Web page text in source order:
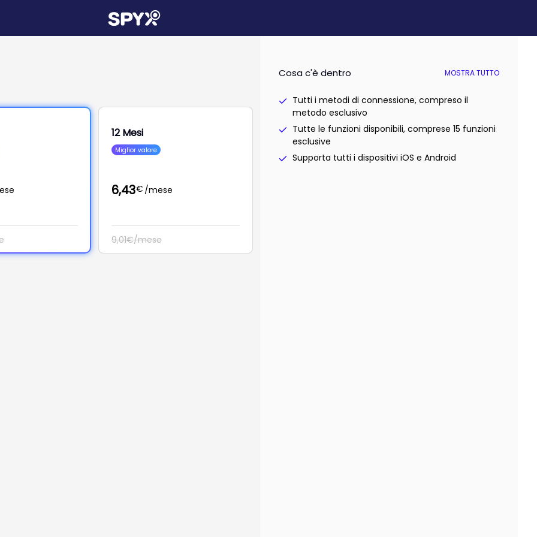
12 Mesi
Miglior valore
6,43€ /mese
9,01€/mese
Cosa c'è dentro MOSTRA TUTTO
Tutti i metodi di connessione, compreso il
metodo esclusivo
Tutte le funzioni disponibili, comprese 15 funzioni
esclusive
Supporta tutti i dispositivi iOS e Android